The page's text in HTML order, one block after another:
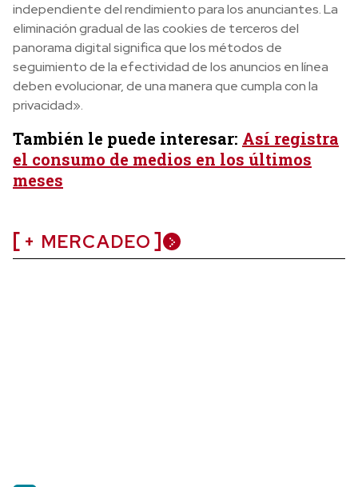
independiente del rendimiento para los anunciantes. La
eliminación gradual de las cookies de terceros del
panorama digital significa que los métodos de
seguimiento de la efectividad de los anuncios en línea
deben evolucionar, de una manera que cumpla con la
privacidad».
También le puede interesar: Así registra
el consumo de medios en los últimos
meses
+ MERCADEO